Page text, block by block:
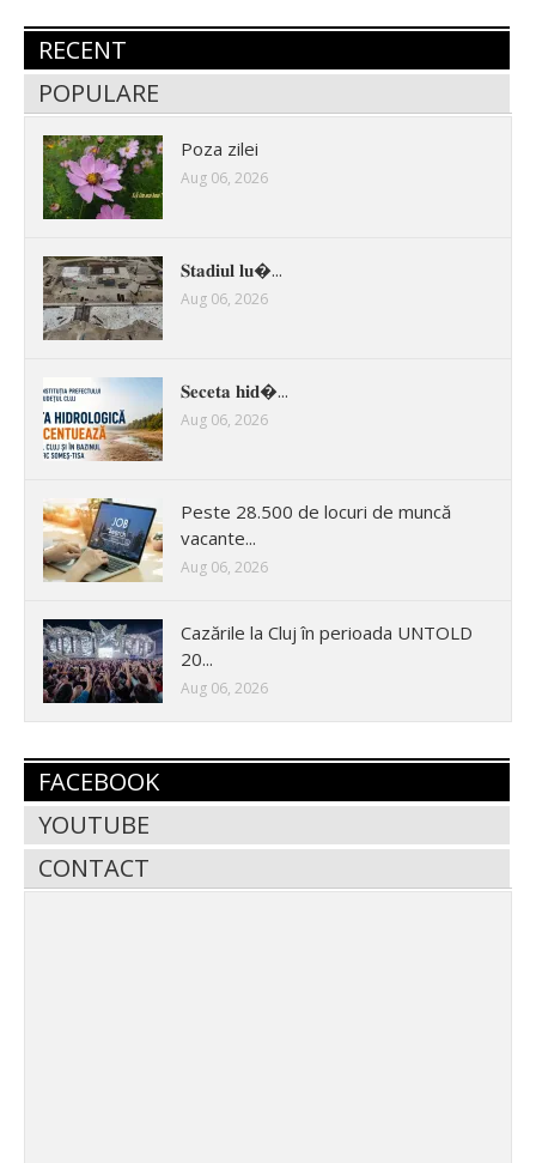
RECENT
POPULARE
Poza zilei
Aug 06, 2026
𝐒𝐭𝐚𝐝𝐢𝐮𝐥 𝐥𝐮�...
Aug 06, 2026
𝐒𝐞𝐜𝐞𝐭𝐚 𝐡𝐢𝐝�...
Aug 06, 2026
Peste 28.500 de locuri de muncă
vacante...
Aug 06, 2026
Cazările la Cluj în perioada UNTOLD
20...
Aug 06, 2026
FACEBOOK
YOUTUBE
CONTACT